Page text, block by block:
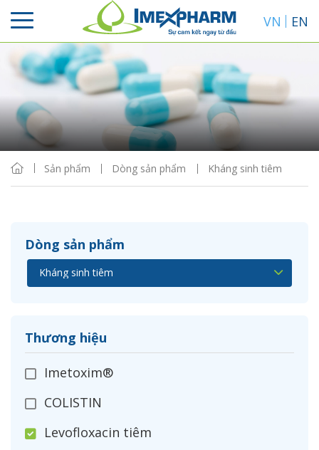
VN EN
Sản phẩm Dòng sản phẩm Kháng sinh tiêm
Dòng sản phẩm
Thương hiệu
Imetoxim®
COLISTIN
Levofloxacin tiêm
Sắp xếp
Hiển thị